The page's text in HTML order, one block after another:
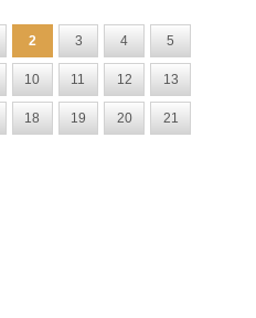
2 3 4 5
10 11 12 13
18 19 20 21